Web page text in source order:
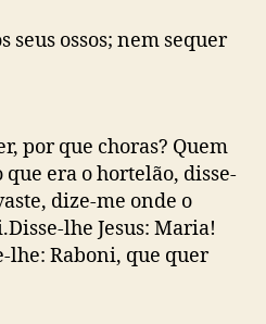
seus ossos; nem sequer
por que choras? Quem
era o hortelão, disse-
dize-me onde o
lhe Jesus: Maria!
lhe: Raboni, que quer